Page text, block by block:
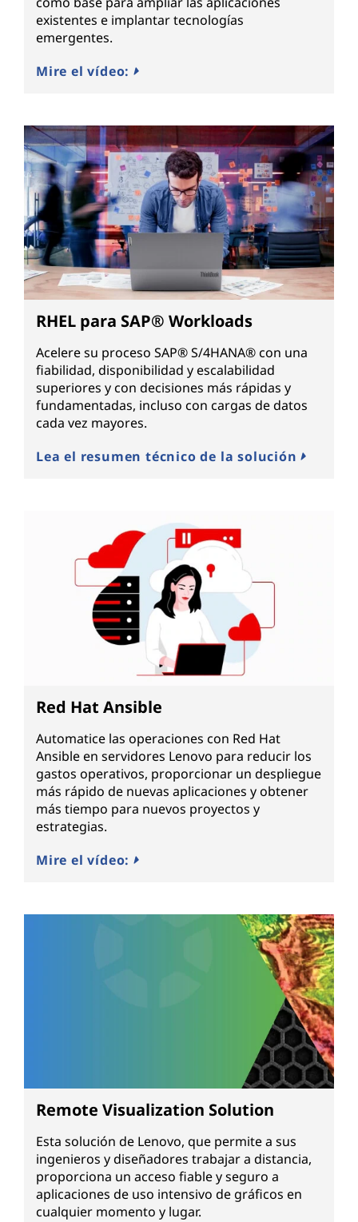
existentes e implantar tecnologías
emergentes.
Mire el vídeo:
RHEL para SAP® Workloads
Acelere su proceso SAP® S/4HANA® con una
fiabilidad, disponibilidad y escalabilidad
superiores y con decisiones más rápidas y
fundamentadas, incluso con cargas de datos
cada vez mayores.
Lea el resumen técnico de la solución
Red Hat Ansible
Automatice las operaciones con Red Hat
Ansible en servidores Lenovo para reducir los
gastos operativos, proporcionar un despliegue
más rápido de nuevas aplicaciones y obtener
más tiempo para nuevos proyectos y
estrategias.
Mire el vídeo:
Remote Visualization Solution
Esta solución de Lenovo, que permite a sus
ingenieros y diseñadores trabajar a distancia,
proporciona un acceso fiable y seguro a
aplicaciones de uso intensivo de gráficos en
cualquier momento y lugar.